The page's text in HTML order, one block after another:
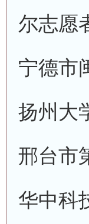
尔志愿
宁德市
扬州大
邢台市
华中科